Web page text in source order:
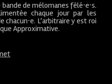
de mélomanes fêlé⋅e⋅s.
chaque jour par les
L’arbitraire y est roi
Approximative.